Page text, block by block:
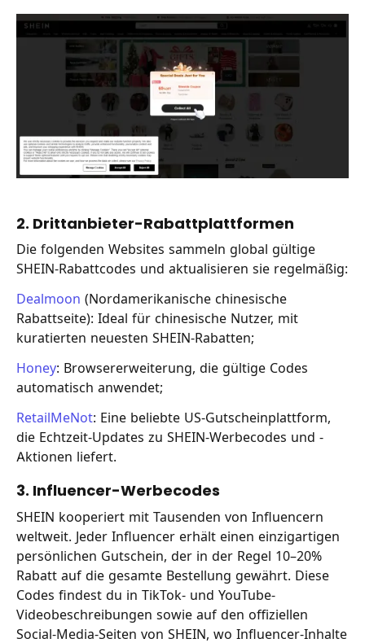
2. Drittanbieter-Rabattplattformen
Die folgenden Websites sammeln global gültige
SHEIN-Rabattcodes und aktualisieren sie regelmäßig:
Dealmoon (Nordamerikanische chinesische
Rabattseite): Ideal für chinesische Nutzer, mit
kuratierten neuesten SHEIN-Rabatten;
Honey: Browsererweiterung, die gültige Codes
automatisch anwendet;
RetailMeNot: Eine beliebte US-Gutscheinplattform,
die Echtzeit-Updates zu SHEIN-Werbecodes und -
Aktionen liefert.
3. Influencer-Werbecodes
SHEIN kooperiert mit Tausenden von Influencern
weltweit. Jeder Influencer erhält einen einzigartigen
persönlichen Gutschein, der in der Regel 10–20%
Rabatt auf die gesamte Bestellung gewährt. Diese
Codes findest du in TikTok- und YouTube-
Videobeschreibungen sowie auf den offiziellen
Social-Media-Seiten von SHEIN, wo Influencer-Inhalte